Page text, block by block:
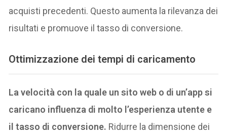
acquisti precedenti. Questo aumenta la rilevanza dei
risultati e promuove il tasso di conversione.
Ottimizzazione dei tempi di caricamento
La velocità con la quale un sito web o di un’app si
caricano influenza di molto l’esperienza utente e
il tasso di conversione. Ridurre la dimensione dei